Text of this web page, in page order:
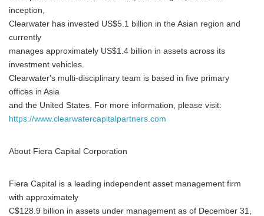
inception,
Clearwater has invested US$5.1 billion in the Asian region and
currently
manages approximately US$1.4 billion in assets across its
investment vehicles.
Clearwater's multi-disciplinary team is based in five primary
offices in Asia
and the United States. For more information, please visit:
https://www.clearwatercapitalpartners.com
About Fiera Capital Corporation
Fiera Capital is a leading independent asset management firm
with approximately
C$128.9 billion in assets under management as of December 31,